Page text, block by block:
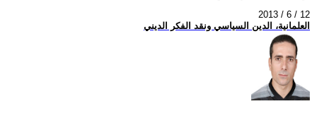
2013 / 6 / 12
العلمانية، الدين السياسي ونقد الفكر الديني